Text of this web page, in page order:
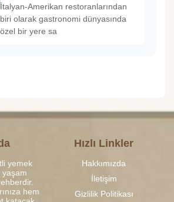
İtalyan-Amerikan restoranlarından
biri olarak gastronomi dünyasında
özel bir yere sa
yemek
yaşam
hem
Hızlı Linkler
Hakkımızda
İletişim
Gizlilik Politikası